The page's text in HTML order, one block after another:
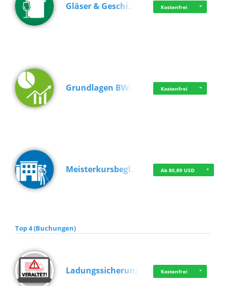
Gläser & Geschi… Kostenfrei
Grundlagen BWL Kostenfrei
Meisterkursbegl… Ab 80,89 USD
Top 4 (Buchungen)
Ladungssicherung Kostenfrei